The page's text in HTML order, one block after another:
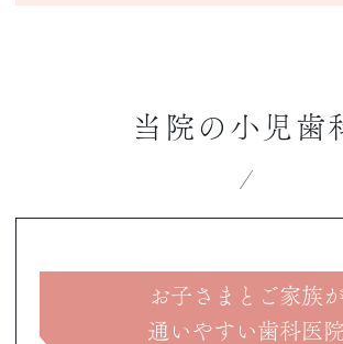
当院の小児歯
お子さまとご家族
通いやすい歯科医院